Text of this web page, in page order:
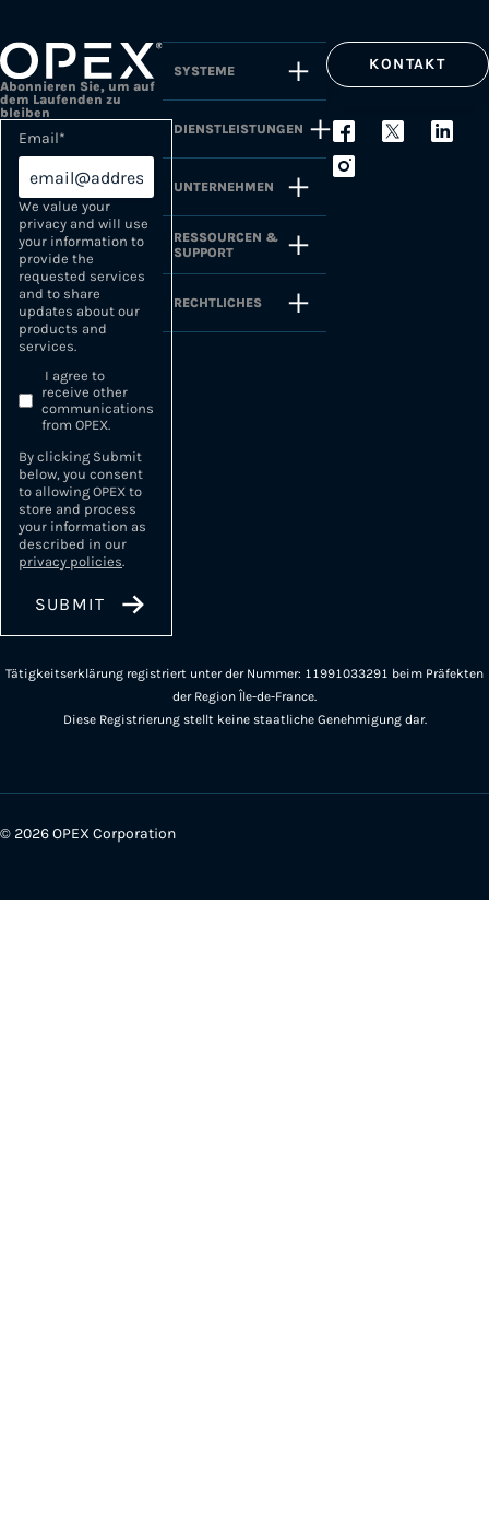
Abonnieren Sie, um auf
dem Laufenden zu
bleiben
Email*
We value your
privacy and will use
your information to
provide the
requested services
and to share
updates about our
products and
services.
I agree to
receive other
communications
from OPEX.
By clicking Submit
below, you consent
to allowing OPEX to
store and process
your information as
described in our
privacy policies.
SYSTEME
DIENSTLEISTUNGEN
UNTERNEHMEN
RESSOURCEN &
SUPPORT
RECHTLICHES
KONTAKT
Tätigkeitserklärung registriert unter der Nummer: 11991033291 beim Präfekten
der Region Île-de-France.
Diese Registrierung stellt keine staatliche Genehmigung dar.
© 2026 OPEX Corporation